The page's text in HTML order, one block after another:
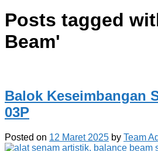
Posts tagged
Beam'
Balok Keseimbangan
03P
Posted on 12 Maret 2025 by Team